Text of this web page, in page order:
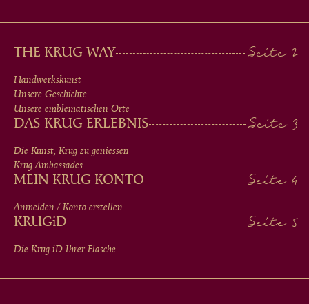
MAIN
MEN
IN
FOOTER
THE KRUG WAY
Handwerkskunst
Unsere Geschichte
Unsere emblematischen Orte
DAS KRUG ERLEBNIS
Die Kunst, Krug zu geniessen
Krug Ambassades
MEIN KRUG-KONTO
Anmelden / Konto erstellen
KRUGiD
Die Krug iD Ihrer Flasche